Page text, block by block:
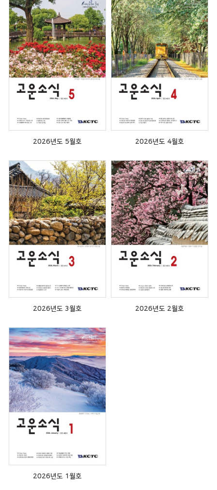
2026년도 5월호 2026년도 4월호
2026년도 3월호 2026년도 2월호
2026년도 1월호